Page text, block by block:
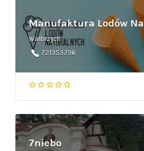
Manufaktura Lodów
Wałbrzych
721353796
7niebo